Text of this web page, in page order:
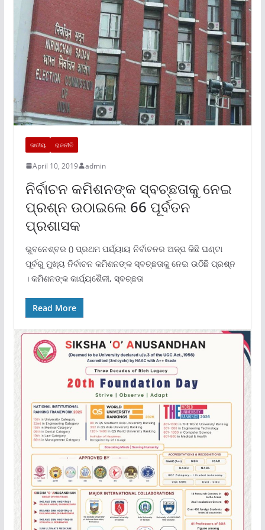
ଜାତୀୟ ରାଜନୀତି
April 10, 2019 admin
ନିର୍ବାଚନ କମିଶନଙ୍କ ସ୍ବଚ୍ଛତାକୁ ନେଇ
ପ୍ରଶ୍ନ ଉଠାଇଲେ 66 ପୂର୍ବତନ
ପ୍ରଶାସକ
ଭୁବନେଶ୍ବର () ପ୍ରଥମ ପର୍ଯ୍ୟାୟ ନିର୍ବାଚନର ଅଳ୍ପ କିଛି ଘଣ୍ଟା
ପୂର୍ବରୁ ମୁଖ୍ୟ ନିର୍ବାଚନ କମିଶନଙ୍କ ସ୍ବଚ୍ଛତାକୁ ନେଇ ଉଠିଛି ପ୍ରଶ୍ନ
। କମିଶନଙ୍କ କାର୍ଯ୍ୟଶୈଳୀ, ସ୍ବଚ୍ଛତା
Read More